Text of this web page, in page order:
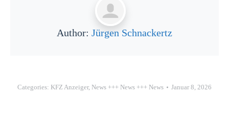
Author: Jürgen Schnackertz
Categories: KFZ Anzeiger, News +++ News +++ News Januar 8, 2026